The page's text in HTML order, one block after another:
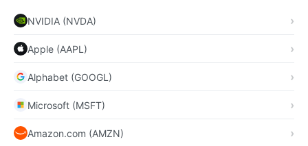
NVIDIA (NVDA)
Apple (AAPL)
Alphabet (GOOGL)
Microsoft (MSFT)
Amazon.com (AMZN)